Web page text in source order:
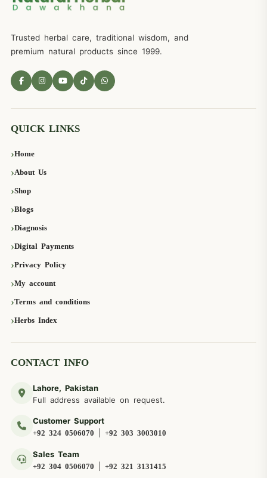
Trusted herbal care, traditional wisdom, and
premium natural products since 1999.
QUICK LINKS
Home
About Us
Shop
Blogs
Diagnosis
Digital Payments
Privacy Policy
My account
Terms and conditions
Herbs Index
CONTACT INFO
Lahore, Pakistan
Full address available on request.
Customer Support
+92 324 0506070 +92 303 3003010
Sales Team
+92 304 0506070 +92 321 3131415